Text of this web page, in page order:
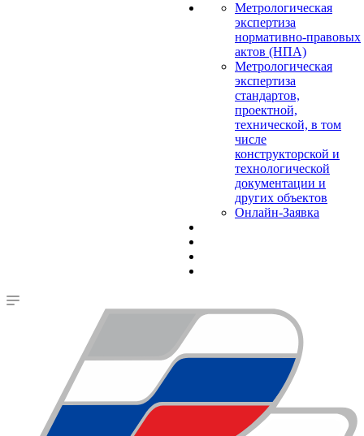
Метрологическая
экспертиза
нормативно-правовых
актов (НПА)
Метрологическая
экспертиза
стандартов,
проектной,
технической, в том
числе
конструкторской и
технологической
документации и
других объектов
Онлайн-Заявка